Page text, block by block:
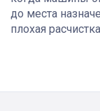
до места
плохая